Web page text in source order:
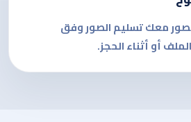
معك تسليم الصور وفق
أو أثناء الحجز.